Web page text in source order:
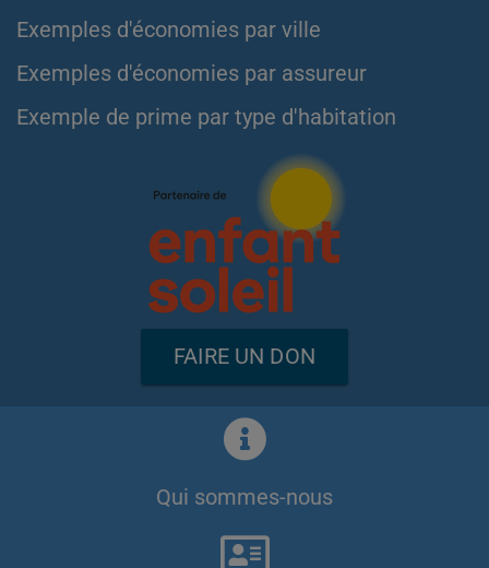
Exemples d'économies par ville
Exemples d'économies par assureur
Exemple de prime par type d'habitation
FAIRE UN DON
Qui sommes-nous